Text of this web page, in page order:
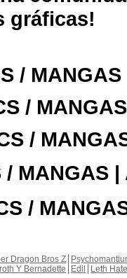
gráficas!
/
/
/
MANGAS |
/
Dragon Bros Z
Y Bernadette Edil
Leth Hate